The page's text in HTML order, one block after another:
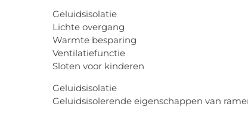
Geluidsisolatie
Lichte overgang
Warmte besparing
Ventilatiefunctie
Sloten voor kinderen
Geluidsisolatie
Geluidsisolerende eigenschappen van